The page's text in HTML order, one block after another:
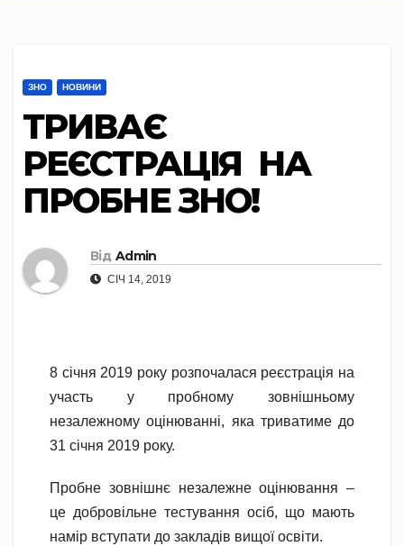
ЗНО НОВИНИ
ТРИВАЄ
РЕЄСТРАЦІЯ НА
ПРОБНЕ ЗНО!
Від Admin
СІЧ 14, 2019
8 січня 2019 року розпочалася реєстрація на
участь у пробному зовнішньому
незалежному оцінюванні, яка триватиме до
31 січня 2019 року.
Пробне зовнішнє незалежне оцінювання –
це добровільне тестування осіб, що мають
намір вступати до закладів вищої освіти.